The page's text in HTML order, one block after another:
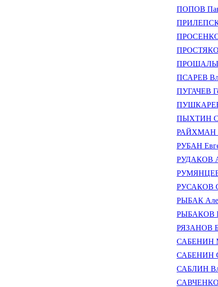
ПОПОВ
ПРОСЕНКО
ПСАРЕВ
ПУГАЧЕВ
ПУШКАРЕВ
ПЫХТИН
РАЙХМАН
РУБАН
РУДАКОВ
РУМЯНЦЕВ
РУСАКОВ
РЫБАК
РЫБАКОВ
РЯЗАНОВ
САБЕНИН
САБЕНИН
САБЛИН
САВЧЕНКО